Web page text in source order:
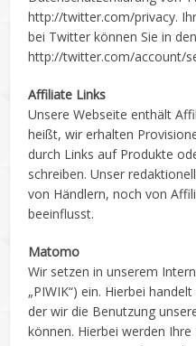
http://twitter.com/privacy.
bei Twitter können Sie in
http://twitter.com/account/
Affiliate Links
Unsere Webseite enthält
heißt, wir erhalten
durch Links auf Produkte
schreiben. Unser
von Händlern, noch von
beeinflusst.
Matomo
Wir setzen in unserem
„PIWIK“) ein. Hierbei
der wir die Benutzung
können. Hierbei werden